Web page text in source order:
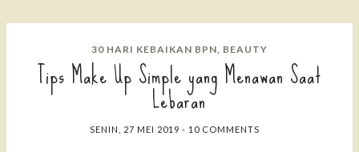
30 HARI KEBAIKAN BPN, BEAUTY
Tips Make Up Simple yang Menawan Saat
Lebaran
SENIN, 27 MEI 2019- 10 COMMENTS